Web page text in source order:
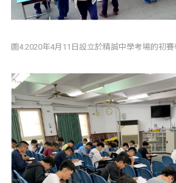
圖4.2020年4月11日設立於精誠中學考場的初賽